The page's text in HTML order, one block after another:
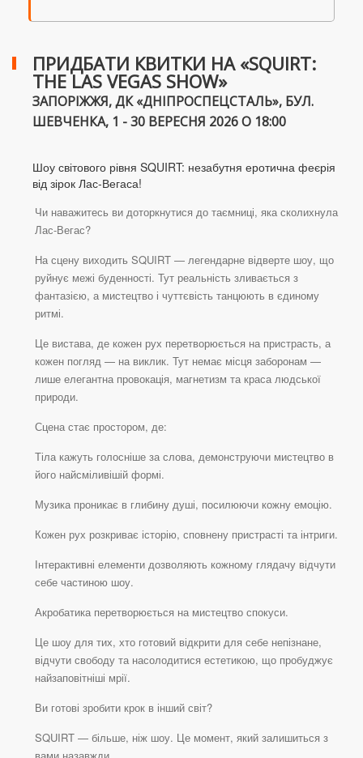
ПРИДБАТИ КВИТКИ НА «SQUIRT:
THE LAS VEGAS SHOW»
ЗАПОРІЖЖЯ, ДК «ДНІПРОСПЕЦСТАЛЬ», БУЛ.
ШЕВЧЕНКА, 1 - 30 ВЕРЕСНЯ 2026 О 18:00
Шоу світового рівня SQUIRT: незабутня еротична феєрія
від зірок Лас-Вегаса!
Чи наважитесь ви доторкнутися до таємниці, яка сколихнула
Лас-Вегас?
На сцену виходить SQUIRT — легендарне відверте шоу, що
руйнує межі буденності. Тут реальність зливається з
фантазією, а мистецтво і чуттєвість танцюють в єдиному
ритмі.
Це вистава, де кожен рух перетворюється на пристрасть, а
кожен погляд — на виклик. Тут немає місця заборонам —
лише елегантна провокація, магнетизм та краса людської
природи.
Сцена стає простором, де:
Тіла кажуть голосніше за слова, демонструючи мистецтво в
його найсміливішій формі.
Музика проникає в глибину душі, посилюючи кожну емоцію.
Кожен рух розкриває історію, сповнену пристрасті та інтриги.
Інтерактивні елементи дозволяють кожному глядачу відчути
себе частиною шоу.
Акробатика перетворюється на мистецтво спокуси.
Це шоу для тих, хто готовий відкрити для себе непізнане,
відчути свободу та насолодитися естетикою, що пробуджує
найзаповітніші мрії.
Ви готові зробити крок в інший світ?
SQUIRT — більше, ніж шоу. Це момент, який залишиться з